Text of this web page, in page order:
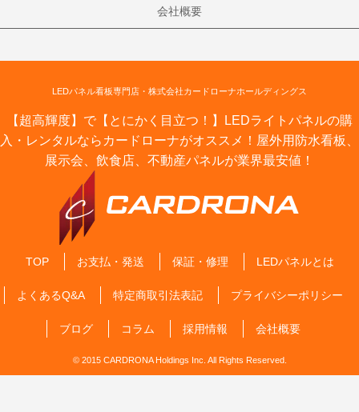
会社概要
LEDパネル看板専門店・株式会社カードローナホールディングス
【超高輝度】で【とにかく目立つ！】LEDライトパネルの購
入・レンタルならカードローナがオススメ！屋外用防水看板、
展示会、飲食店、不動産パネルが業界最安値！
TOP お支払・発送 保証・修理 LEDパネルとは
よくあるQ&A 特定商取引法表記 プライバシーポリシー
ブログ コラム 採用情報 会社概要
© 2015 CARDRONA Holdings Inc. All Rights Reserved.